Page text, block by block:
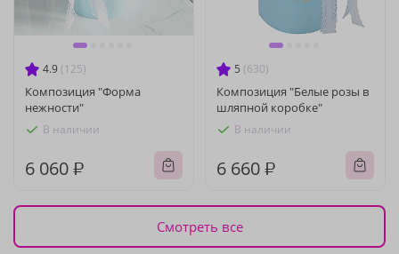
4.9 (125)
Композиция "Форма
нежности"
В наличии
6 060 ₽
5 (630)
Композиция "Белые розы в
шляпной коробке"
В наличии
6 660 ₽
Смотреть все